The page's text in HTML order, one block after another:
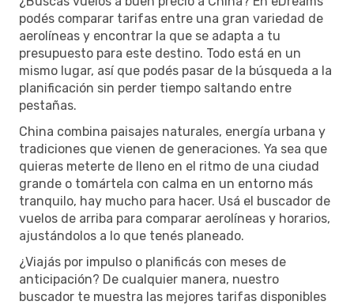
podés comparar tarifas entre una gran variedad de
aerolíneas y encontrar la que se adapta a tu
presupuesto para este destino. Todo está en un
mismo lugar, así que podés pasar de la búsqueda a la
planificación sin perder tiempo saltando entre
pestañas.
China combina paisajes naturales, energía urbana y
tradiciones que vienen de generaciones. Ya sea que
quieras meterte de lleno en el ritmo de una ciudad
grande o tomártela con calma en un entorno más
tranquilo, hay mucho para hacer. Usá el buscador de
vuelos de arriba para comparar aerolíneas y horarios,
ajustándolos a lo que tenés planeado.
¿Viajás por impulso o planificás con meses de
anticipación? De cualquier manera, nuestro
buscador te muestra las mejores tarifas disponibles